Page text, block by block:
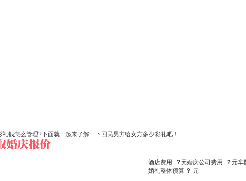
钱怎么管理?下面就一起来了解一下回民男方给女方多少彩礼吧！
酒店费用: ？元婚庆公司费用: ？元车
婚礼整体预算 ？ 元